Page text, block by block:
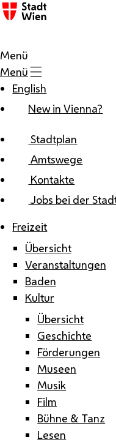
Zum Inhalt
Menü
Menü
English
New in Vienna?
Stadtplan
Amtswege
Kontakte
Jobs bei der
Freizeit
Übersicht
Veranstaltungen
Baden
Kultur
Übersicht
Geschichte
Förderungen
Museen
Musik
Film
Bühne & Tanz
Lesen